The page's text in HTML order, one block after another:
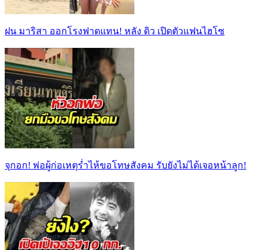
ฝน มาริสา ออกโรงฟาดแทน! หลัง ดิว เปิดตัวแฟนไฮโซ
จุกอก! พ่อผู้ก่อเหตุร่ำไห้ขอโทษสังคม รับยังไม่ได้เจอหน้าลูก!